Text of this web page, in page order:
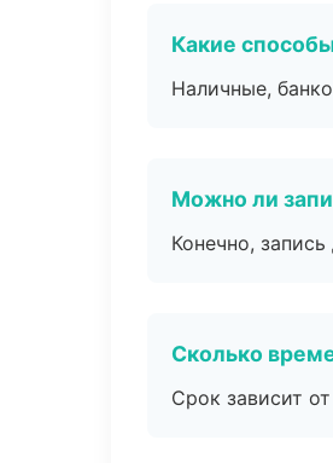
Какие
Наличные,
Можно ли
Конечно,
Сколько
Срок зависит